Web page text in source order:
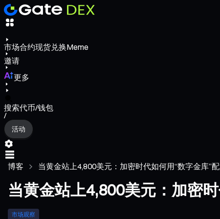
市场合约现货兑换Meme
邀请
更多
搜索代币/钱包
/
活动
博客 当黄金站上4,800美元：加密时代如何用“数字金库”
当黄金站上4,800美元：加密
市场观察